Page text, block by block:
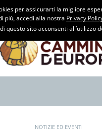
NOTIZIE ED EVENTI
per assicurarti la migliore
più, accedi alla nostra Privacy
questo sito acconsenti all’utilizzo